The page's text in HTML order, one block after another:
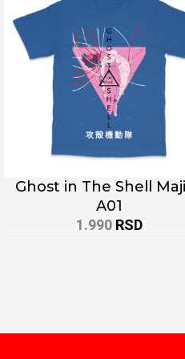
Ghost in The Shell
A01
1.990 RSD